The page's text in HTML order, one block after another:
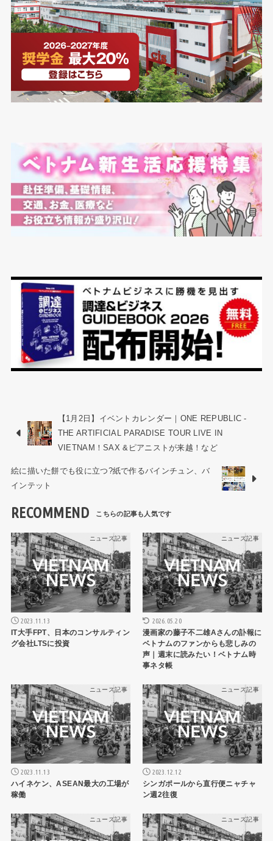
【1月2日】イベントカレンダー｜ONE REPUBLIC -
THE ARTIFICIAL PARADISE TOUR LIVE IN
VIETNAM！SAX &ピアニストが来越！など
絵に描いた餅でも役に立つ?紙で作るバインチュン、バ
インテット
RECOMMEND
ニュース記事
2023.11.13
IT大手FPT、日本のコンサルティン
グ会社LTSに投資
ニュース記事
2026.05.20
漫画家の藤子不二雄Aさんの訃報に
ベトナムのファンからも悲しみの
声｜週末に読みたい！ベトナム時
事ネタ帳
ニュース記事
2023.11.13
ハイネケン、ASEAN最大の工場が
稼働
ニュース記事
2023.12.12
シンガポールから直行便ニャチャ
ン週2往復
ニュース記事 ニュース記事